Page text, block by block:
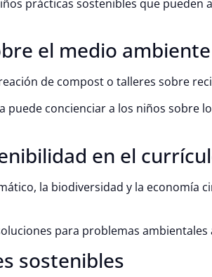
prácticas sostenibles que pueden
el medio ambiente
de compost o talleres sobre
puede concienciar a los niños sobre
en el
la biodiversidad y la economía
para problemas ambientales
sostenibles